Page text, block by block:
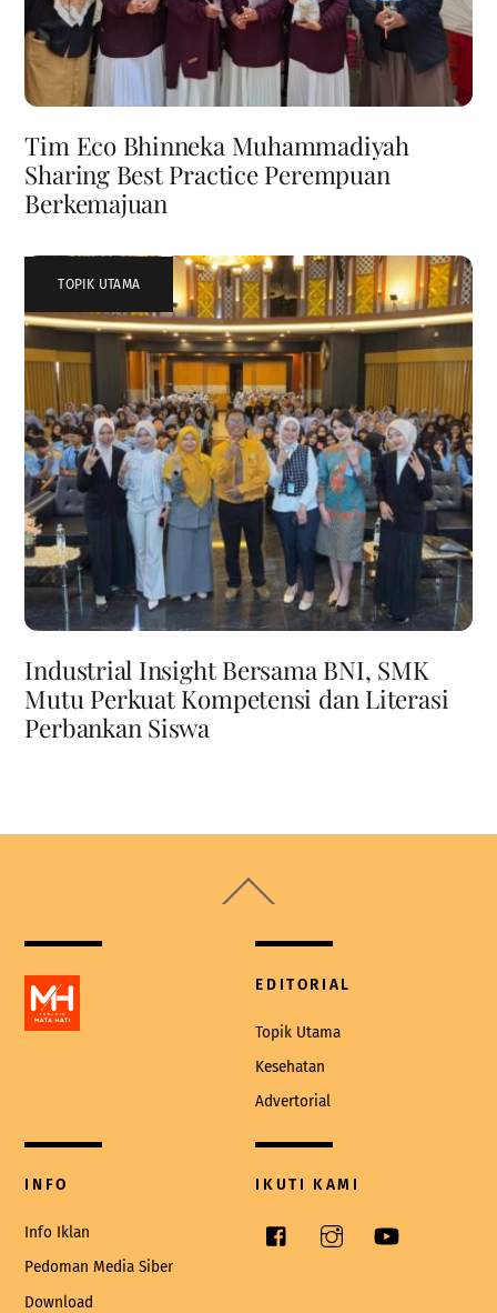
Tim Eco Bhinneka Muhammadiyah
Sharing Best Practice Perempuan
Berkemajuan
TOPIK UTAMA
Industrial Insight Bersama BNI, SMK
Mutu Perkuat Kompetensi dan Literasi
Perbankan Siswa
To
EDITORIAL
Topik Utama
Kesehatan
Advertorial
INFO
Info Iklan
Pedoman Media Siber
Download
IKUTI KAMI
Facebook